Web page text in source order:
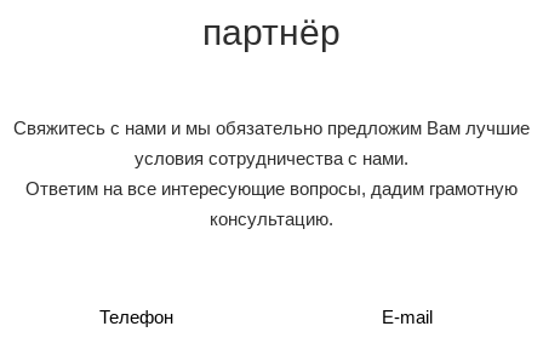
партнёр
Свяжитесь с нами и мы обязательно предложим Вам лучшие
условия сотрудничества с нами.
Ответим на все интересующие вопросы, дадим грамотную
консультацию.
Телефон E-mail